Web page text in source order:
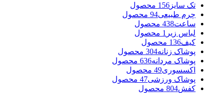
تک سایز 156 محصول
چرم طبیعی94 محصول
ساعت438 محصول
لباس زیر 1 محصول
کیف136 محصول
پوشاک زنانه304 محصول
پوشاک مردانه636 محصول
اکسسوری49 محصول
پوشاک ورزشی47 محصول
کفش804 محصول